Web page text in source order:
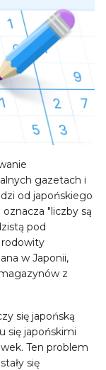
gazetach i
od japońskiego
"liczby są
pod
w Japonii,
z
się japońską
się japońskimi
Ten problem
się